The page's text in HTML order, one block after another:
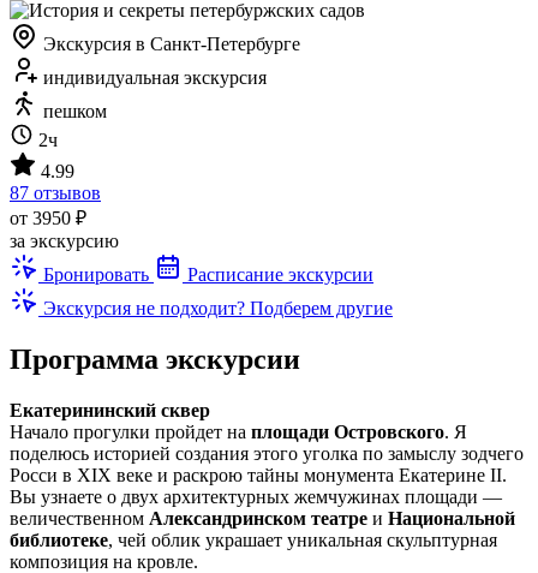
Экскурсия в Санкт-Петербурге
индивидуальная экскурсия
пешком
2ч
4.99
87 отзывов
от 3950 ₽
за экскурсию
Бронировать
Расписание экскурсии
Экскурсия не подходит? Подберем другие
Программа экскурсии
Екатерининский сквер
Начало прогулки пройдет на площади Островского. Я
поделюсь историей создания этого уголка по замыслу зодчего
Росси в XIX веке и раскрою тайны монумента Екатерине II.
Вы узнаете о двух архитектурных жемчужинах площади —
величественном Александринском театре и Национальной
библиотеке, чей облик украшает уникальная скульптурная
композиция на кровле.